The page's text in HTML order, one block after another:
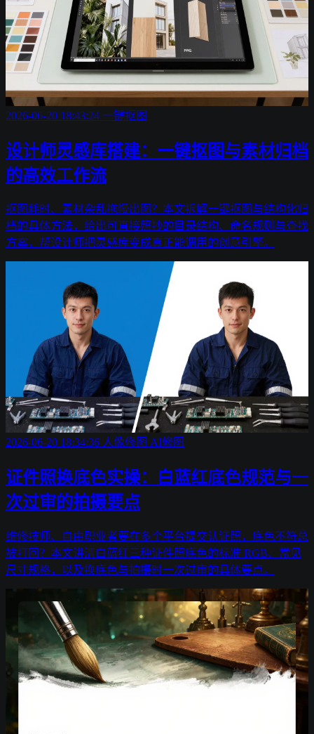
2026-06-20 18:43:24 一键抠图
设计师灵感库搭建：一键抠图与素材归档
的高效工作流
抠图耗时、素材杂乱拖慢出图？本文拆解一键抠图与结构化归
档的具体方法，给出可直接照抄的目录结构、命名规则与查找
方案，帮设计师把灵感库变成真正能调用的创意引擎。
2026-06-20 18:34:36 人像修图 AI修图
证件照换底色实操：白蓝红底色规范与一
次过审的拍摄要点
维修技师、自由职业者要在多个平台提交认证照，底色不符总
被打回？本文讲清白蓝红三种证件照底色的标准 RGB、常见
尺寸规格，以及换底色与拍摄时一次过审的具体要点。